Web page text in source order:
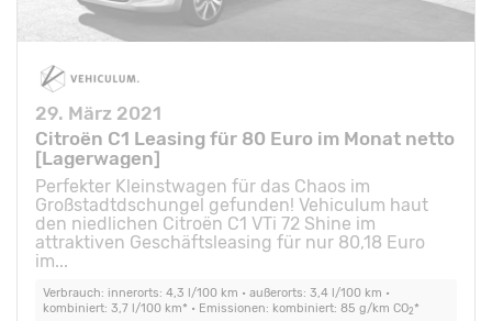
29. März 2021
Citroën C1 Leasing für 80 Euro im Monat netto
[Lagerwagen]
Perfekter Kleinstwagen für das Chaos im
Großstadtdschungel gefunden! Vehiculum haut
den niedlichen Citroën C1 VTi 72 Shine im
attraktiven Geschäftsleasing für nur 80,18 Euro
im...
Verbrauch: innerorts: 4,3 l/100 km • außerorts: 3,4 l/100 km •
kombiniert: 3,7 l/100 km* • Emissionen: kombiniert: 85 g/km CO2*